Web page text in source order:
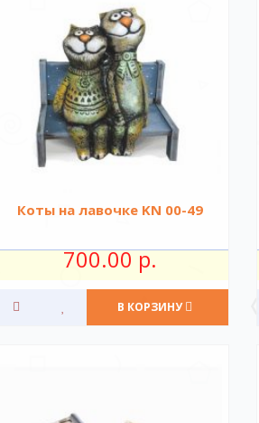
Коты на лавочке KN 00-49
700.00 р.
В КОРЗИНУ